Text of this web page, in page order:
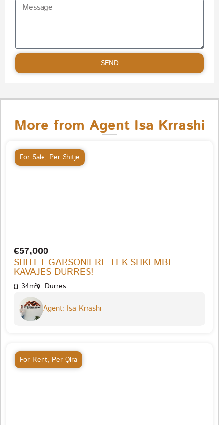
SEND
More from Agent Isa Krrashi
For Sale, Per Shitje
€57,000
SHITET GARSONIERE TEK SHKEMBI
KAVAJES DURRES!
34m² Durres
Agent: Isa Krrashi
For Rent, Per Qira